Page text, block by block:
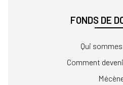
FONDS DE
Qui
Comment